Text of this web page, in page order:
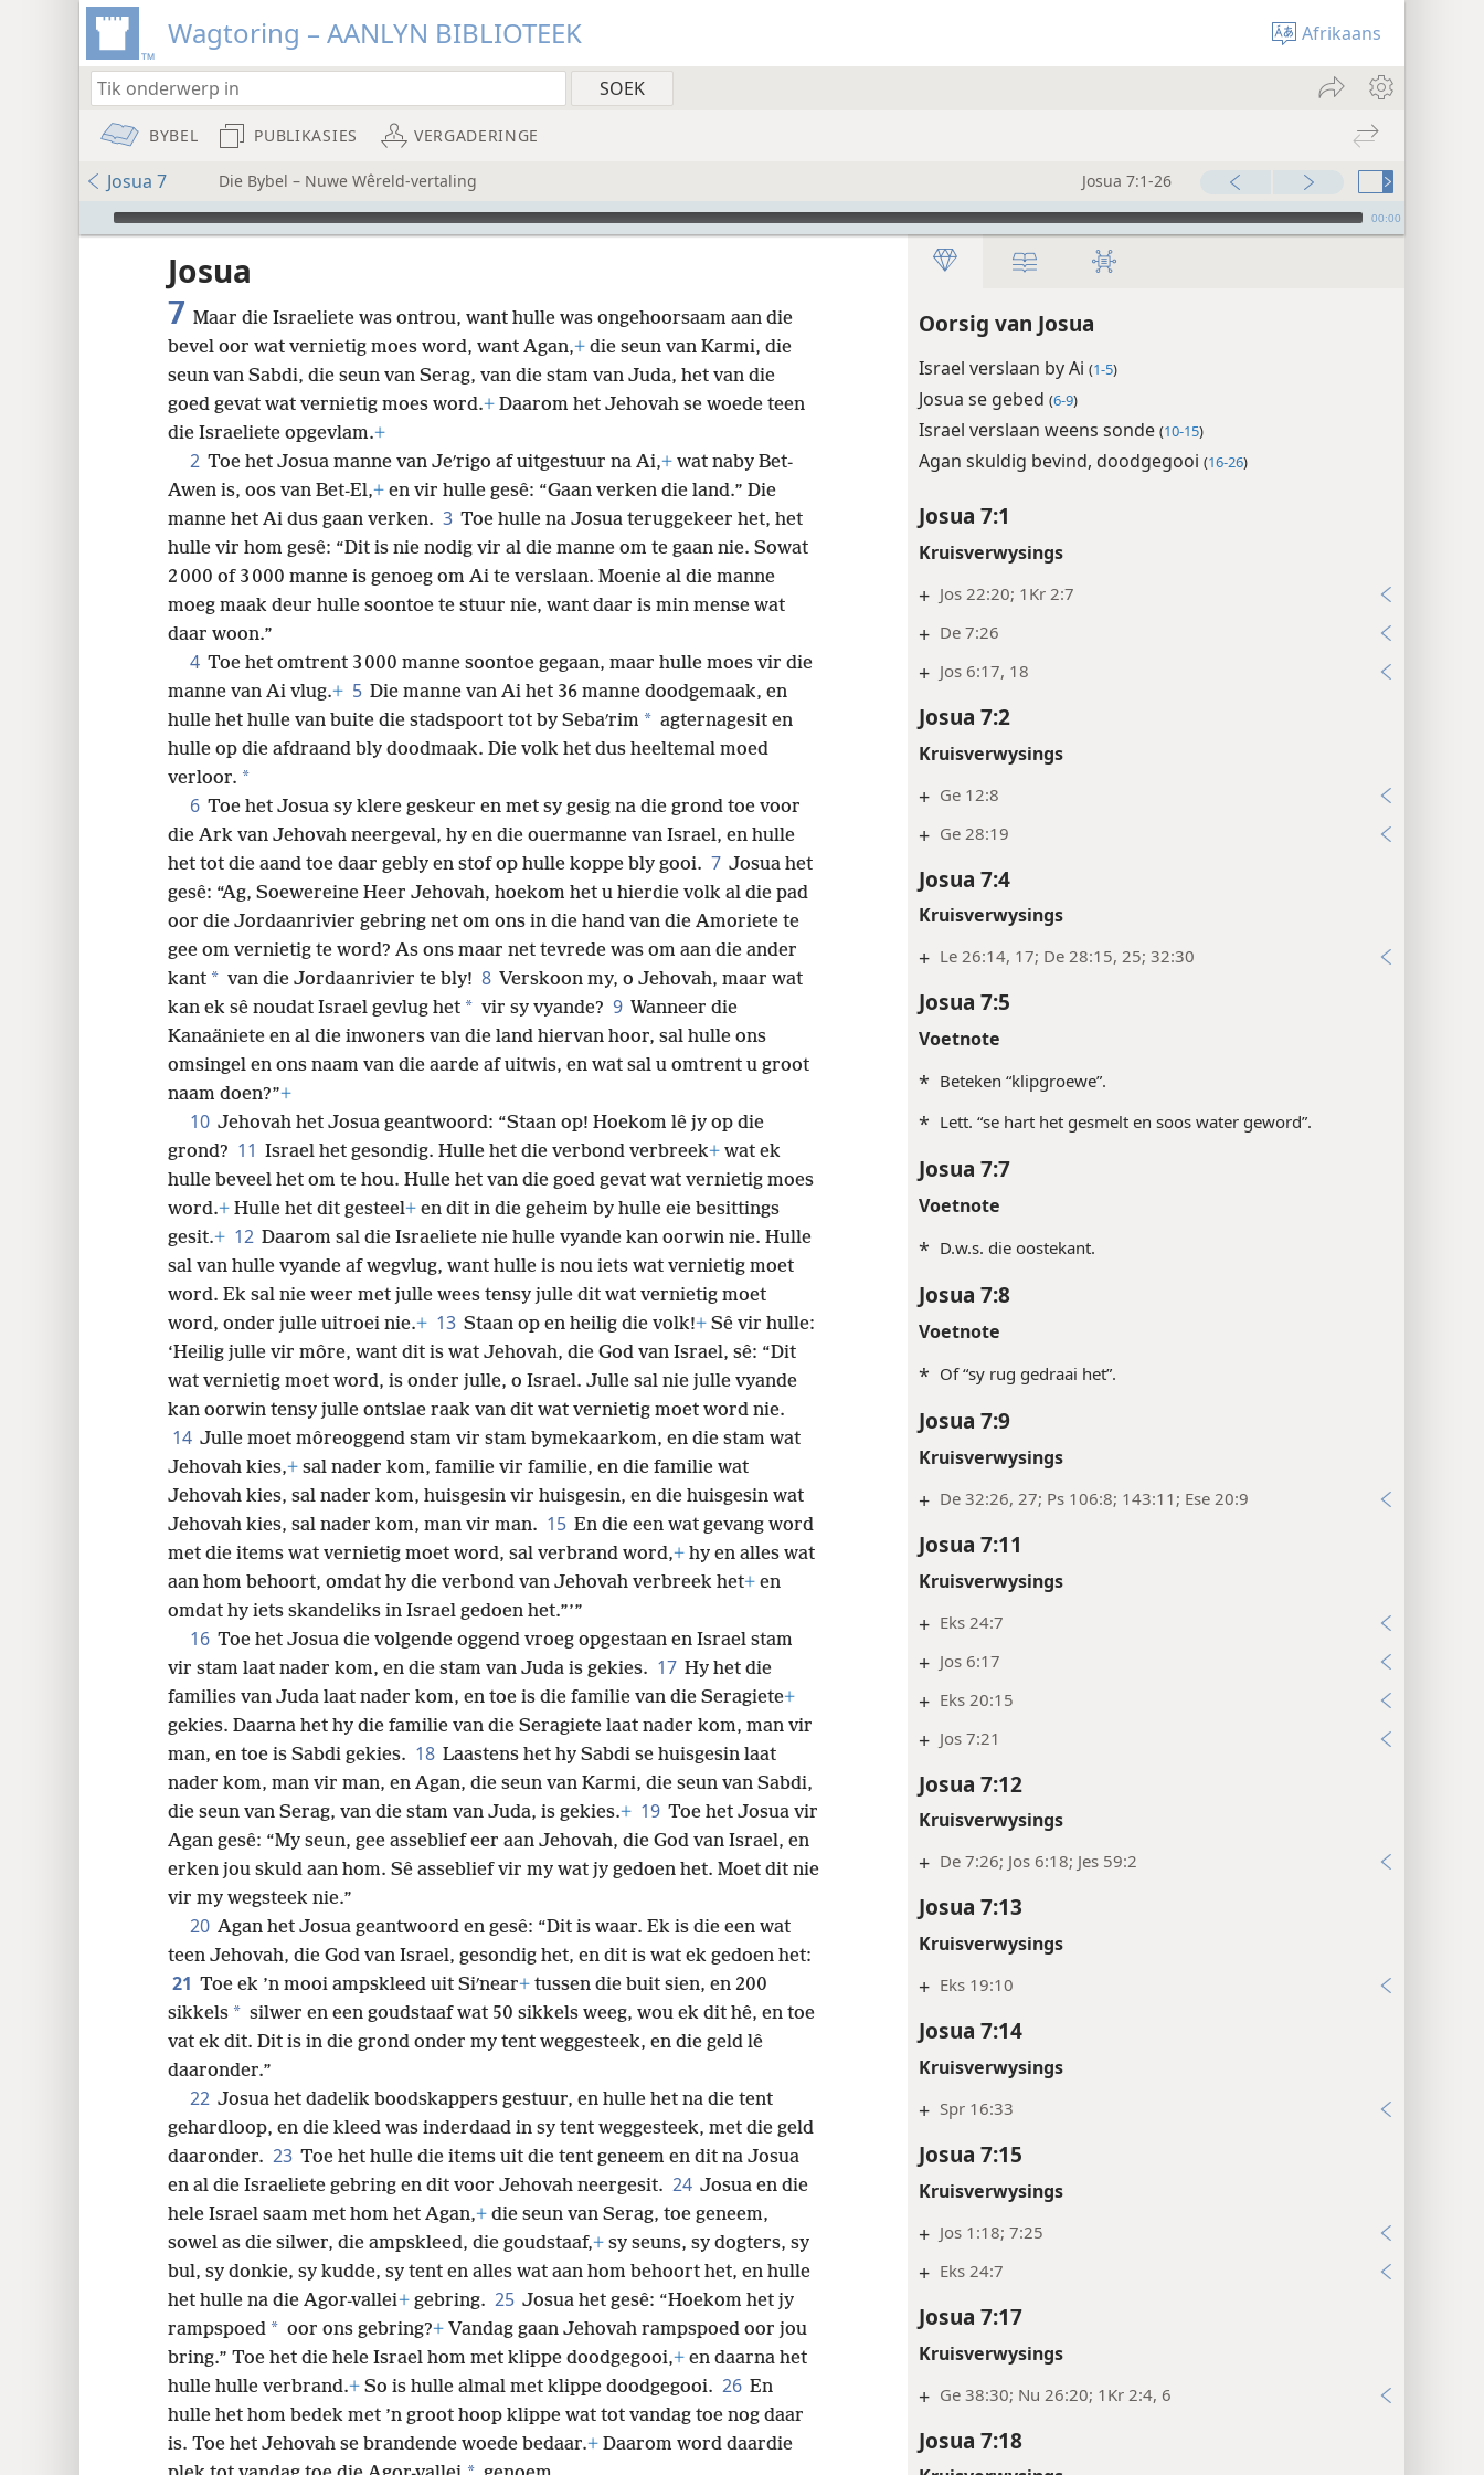
Wagtoring – AANLYN BIBLIOTEEK Afrikaans
BYBEL PUBLIKASIES VERGADERINGE
Josua 7 Die Bybel – Nuwe Wêreld-vertaling Josua 7:1-26
Audio Player 00:00
Oorsig van Josua
Israel verslaan by Ai (1-5)
Josua se gebed (6-9)
Israel verslaan weens sonde (10-15)
Agan skuldig bevind, doodgegooi (16-26)
Josua 7:1
Kruisverwysings
+ Jos 22:20; 1Kr 2:7
+ De 7:26
+ Jos 6:17, 18
Josua 7:2
Kruisverwysings
+ Ge 12:8
+ Ge 28:19
Josua 7:4
Kruisverwysings
+ Le 26:14, 17; De 28:15, 25; 32:30
Josua 7:5
Voetnote
* Beteken “klipgroewe”.
* Lett. “se hart het gesmelt en soos water geword”.
Josua 7:7
Voetnote
* D.w.s. die oostekant.
Josua 7:8
Voetnote
* Of “sy rug gedraai het”.
Josua 7:9
Kruisverwysings
+ De 32:26, 27; Ps 106:8; 143:11; Ese 20:9
Josua 7:11
Kruisverwysings
+ Eks 24:7
+ Jos 6:17
+ Eks 20:15
+ Jos 7:21
Josua 7:12
Kruisverwysings
+ De 7:26; Jos 6:18; Jes 59:2
Josua 7:13
Kruisverwysings
+ Eks 19:10
Josua 7:14
Kruisverwysings
+ Spr 16:33
Josua 7:15
Kruisverwysings
+ Jos 1:18; 7:25
+ Eks 24:7
Josua 7:17
Kruisverwysings
+ Ge 38:30; Nu 26:20; 1Kr 2:4, 6
Josua 7:18
Josua
7 Maar die Israeliete was ontrou, want hulle was ongehoorsaam aan die
bevel oor wat vernietig moes word, want Agan,+ die seun van Karmi, die
seun van Sabdi, die seun van Serag, van die stam van Juda, het van die
goed gevat wat vernietig moes word.+ Daarom het Jehovah se woede teen
die Israeliete opgevlam.+
2 Toe het Josua manne van Jeʹrigo af uitgestuur na Ai,+ wat naby Bet-
Awen is, oos van Bet-El,+ en vir hulle gesê: “Gaan verken die land.” Die
manne het Ai dus gaan verken. 3 Toe hulle na Josua teruggekeer het, het
hulle vir hom gesê: “Dit is nie nodig vir al die manne om te gaan nie. Sowat
2 000 of 3 000 manne is genoeg om Ai te verslaan. Moenie al die manne
moeg maak deur hulle soontoe te stuur nie, want daar is min mense wat
daar woon.”
4 Toe het omtrent 3 000 manne soontoe gegaan, maar hulle moes vir die
manne van Ai vlug.+ 5 Die manne van Ai het 36 manne doodgemaak, en
hulle het hulle van buite die stadspoort tot by Sebaʹrim * agternagesit en
hulle op die afdraand bly doodmaak. Die volk het dus heeltemal moed
verloor. *
6 Toe het Josua sy klere geskeur en met sy gesig na die grond toe voor
die Ark van Jehovah neergeval, hy en die ouermanne van Israel, en hulle
het tot die aand toe daar gebly en stof op hulle koppe bly gooi. 7 Josua het
gesê: “Ag, Soewereine Heer Jehovah, hoekom het u hierdie volk al die pad
oor die Jordaanrivier gebring net om ons in die hand van die Amoriete te
gee om vernietig te word? As ons maar net tevrede was om aan die ander
kant * van die Jordaanrivier te bly! 8 Verskoon my, o Jehovah, maar wat
kan ek sê noudat Israel gevlug het * vir sy vyande? 9 Wanneer die
Kanaäniete en al die inwoners van die land hiervan hoor, sal hulle ons
omsingel en ons naam van die aarde af uitwis, en wat sal u omtrent u groot
naam doen?”+
10 Jehovah het Josua geantwoord: “Staan op! Hoekom lê jy op die
grond? 11 Israel het gesondig. Hulle het die verbond verbreek+ wat ek
hulle beveel het om te hou. Hulle het van die goed gevat wat vernietig moes
word.+ Hulle het dit gesteel+ en dit in die geheim by hulle eie besittings
gesit.+ 12 Daarom sal die Israeliete nie hulle vyande kan oorwin nie. Hulle
sal van hulle vyande af wegvlug, want hulle is nou iets wat vernietig moet
word. Ek sal nie weer met julle wees tensy julle dit wat vernietig moet
word, onder julle uitroei nie.+ 13 Staan op en heilig die volk!+ Sê vir hulle:
‘Heilig julle vir môre, want dit is wat Jehovah, die God van Israel, sê: “Dit
wat vernietig moet word, is onder julle, o Israel. Julle sal nie julle vyande
kan oorwin tensy julle ontslae raak van dit wat vernietig moet word nie.
14 Julle moet môreoggend stam vir stam bymekaarkom, en die stam wat
Jehovah kies,+ sal nader kom, familie vir familie, en die familie wat
Jehovah kies, sal nader kom, huisgesin vir huisgesin, en die huisgesin wat
Jehovah kies, sal nader kom, man vir man. 15 En die een wat gevang word
met die items wat vernietig moet word, sal verbrand word,+ hy en alles wat
aan hom behoort, omdat hy die verbond van Jehovah verbreek het+ en
omdat hy iets skandeliks in Israel gedoen het.”’”
16 Toe het Josua die volgende oggend vroeg opgestaan en Israel stam
vir stam laat nader kom, en die stam van Juda is gekies. 17 Hy het die
families van Juda laat nader kom, en toe is die familie van die Seragiete+
gekies. Daarna het hy die familie van die Seragiete laat nader kom, man vir
man, en toe is Sabdi gekies. 18 Laastens het hy Sabdi se huisgesin laat
nader kom, man vir man, en Agan, die seun van Karmi, die seun van Sabdi,
die seun van Serag, van die stam van Juda, is gekies.+ 19 Toe het Josua vir
Agan gesê: “My seun, gee asseblief eer aan Jehovah, die God van Israel, en
erken jou skuld aan hom. Sê asseblief vir my wat jy gedoen het. Moet dit nie
vir my wegsteek nie.”
20 Agan het Josua geantwoord en gesê: “Dit is waar. Ek is die een wat
teen Jehovah, die God van Israel, gesondig het, en dit is wat ek gedoen het:
21 Toe ek ’n mooi ampskleed uit Siʹnear+ tussen die buit sien, en 200
sikkels * silwer en een goudstaaf wat 50 sikkels weeg, wou ek dit hê, en toe
vat ek dit. Dit is in die grond onder my tent weggesteek, en die geld lê
daaronder.”
22 Josua het dadelik boodskappers gestuur, en hulle het na die tent
gehardloop, en die kleed was inderdaad in sy tent weggesteek, met die geld
daaronder. 23 Toe het hulle die items uit die tent geneem en dit na Josua
en al die Israeliete gebring en dit voor Jehovah neergesit. 24 Josua en die
hele Israel saam met hom het Agan,+ die seun van Serag, toe geneem,
sowel as die silwer, die ampskleed, die goudstaaf,+ sy seuns, sy dogters, sy
bul, sy donkie, sy kudde, sy tent en alles wat aan hom behoort het, en hulle
het hulle na die Agor-vallei+ gebring. 25 Josua het gesê: “Hoekom het jy
rampspoed * oor ons gebring?+ Vandag gaan Jehovah rampspoed oor jou
bring.” Toe het die hele Israel hom met klippe doodgegooi,+ en daarna het
hulle hulle verbrand.+ So is hulle almal met klippe doodgegooi. 26 En
hulle het hom bedek met ’n groot hoop klippe wat tot vandag toe nog daar
is. Toe het Jehovah se brandende woede bedaar.+ Daarom word daardie